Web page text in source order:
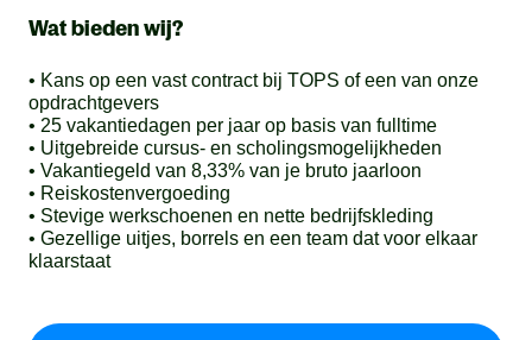
Wat bieden wij?
• Kans op een vast contract bij TOPS of een van onze
opdrachtgevers
• 25 vakantiedagen per jaar op basis van fulltime
• Uitgebreide cursus- en scholingsmogelijkheden
• Vakantiegeld van 8,33% van je bruto jaarloon
• Reiskostenvergoeding
• Stevige werkschoenen en nette bedrijfskleding
• Gezellige uitjes, borrels en een team dat voor elkaar
klaarstaat